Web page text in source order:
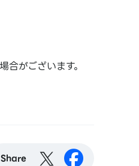
がございます。
Share